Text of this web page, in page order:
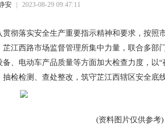
安 2023-08-29 09:47:11
贯彻落实安全生产重要指示精神和要求，按照
芷江西路市场监督管理所集中力量，联合多部
备、电动车产品质量等方面加大检查力度，以“
抽检检测、查处整改，筑守芷江西辖区安全底线
(资料图片仅供参考)